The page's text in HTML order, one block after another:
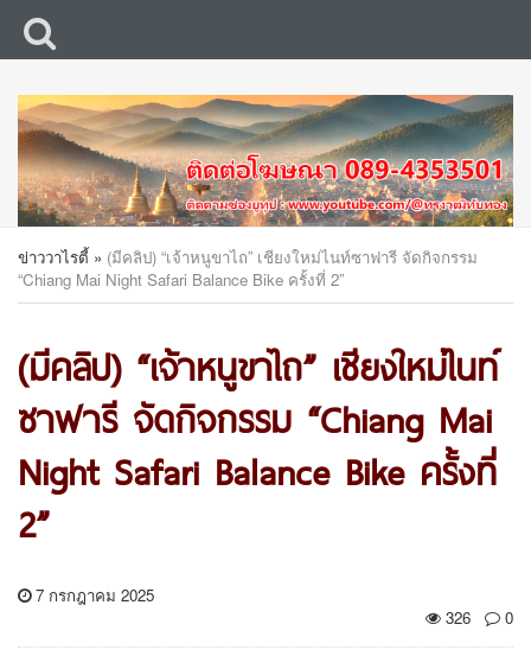
ข่าววาไรตี้ » (มีคลิป) “เจ้าหนูขาไถ” เชียงใหม่ไนท์ซาฟารี จัดกิจกรรม
“Chiang Mai Night Safari Balance Bike ครั้งที่ 2”
(มีคลิป) “เจ้าหนูขาไถ” เชียงใหม่ไนท์
ซาฟารี จัดกิจกรรม “Chiang Mai
Night Safari Balance Bike ครั้งที่
2”
7 กรกฎาคม 2025
326
0